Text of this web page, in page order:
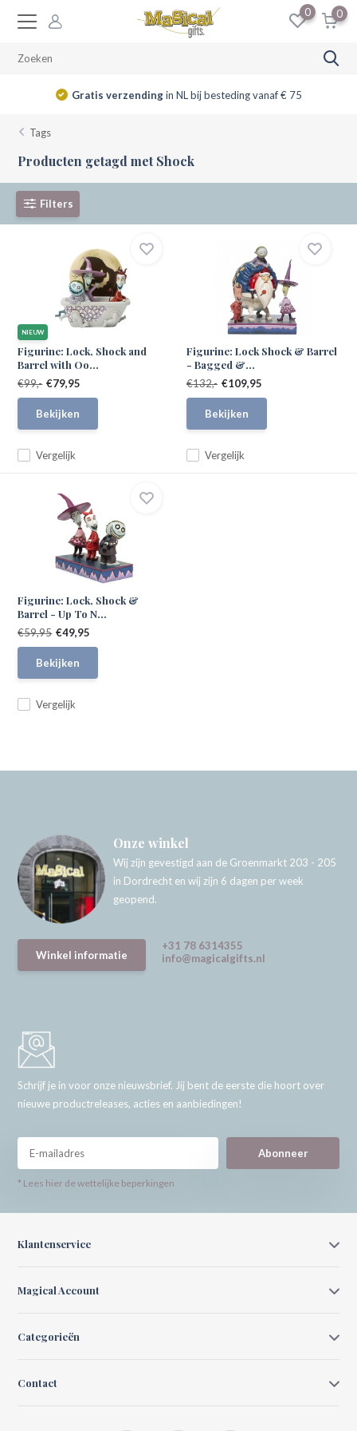
0 0
Gratis verzendingin NL bij besteding vanaf € 75
Tags
Producten getagd met Shock
Filters
NIEUW
Figurine: Lock, Shock and
Barrel with Oo...
Vergelijk
€99,- €79,95
Bekijken
Figurine: Lock Shock & Barrel
- Bagged &...
Vergelijk
€132,- €109,95
Bekijken
Figurine: Lock, Shock &
Barrel - Up To N...
Vergelijk
€59,95 €49,95
Bekijken
Onze winkel
Wij zijn gevestigd aan de Groenmarkt 203 - 205
in Dordrecht en wij zijn 6 dagen per week
geopend.
Winkel informatie
+31 78 6314355
info@magicalgifts.nl
Schrijf je in voor onze nieuwsbrief. Jij bent de eerste die hoort over
nieuwe productreleases, acties en aanbiedingen!
Abonneer
* Lees hier de wettelijke beperkingen
Klantenservice
Magical Account
Categorieën
Contact